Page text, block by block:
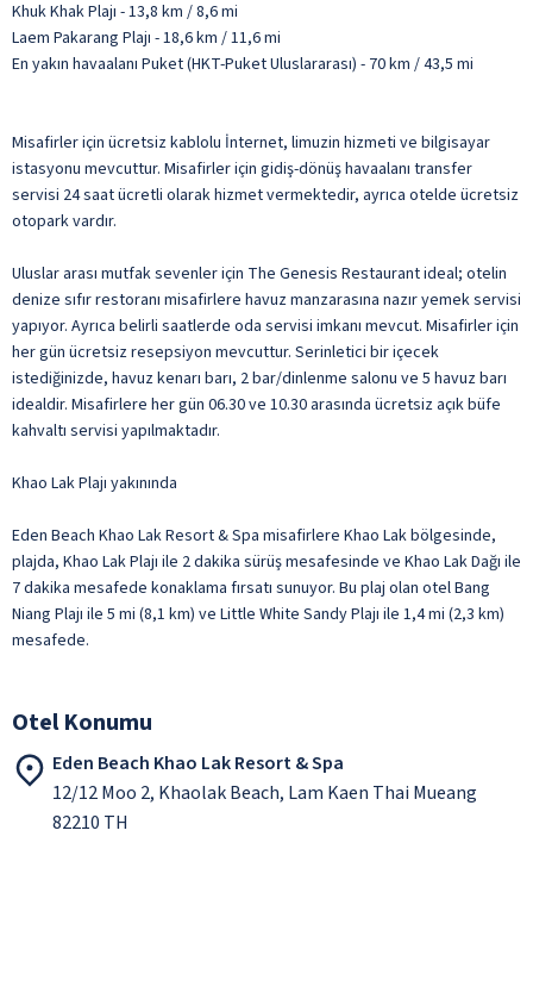
Khuk Khak Plajı - 13,8 km / 8,6 mi
Laem Pakarang Plajı - 18,6 km / 11,6 mi
En yakın havaalanı Puket (HKT-Puket Uluslararası) - 70 km / 43,5 mi
Misafirler için ücretsiz kablolu İnternet, limuzin hizmeti ve bilgisayar
istasyonu mevcuttur. Misafirler için gidiş-dönüş havaalanı transfer
servisi 24 saat ücretli olarak hizmet vermektedir, ayrıca otelde ücretsiz
otopark vardır.
Uluslar arası mutfak sevenler için The Genesis Restaurant ideal; otelin
denize sıfır restoranı misafirlere havuz manzarasına nazır yemek servisi
yapıyor. Ayrıca belirli saatlerde oda servisi imkanı mevcut. Misafirler için
her gün ücretsiz resepsiyon mevcuttur. Serinletici bir içecek
istediğinizde, havuz kenarı barı, 2 bar/dinlenme salonu ve 5 havuz barı
idealdir. Misafirlere her gün 06.30 ve 10.30 arasında ücretsiz açık büfe
kahvaltı servisi yapılmaktadır.
Khao Lak Plajı yakınında
Eden Beach Khao Lak Resort & Spa misafirlere Khao Lak bölgesinde,
plajda, Khao Lak Plajı ile 2 dakika sürüş mesafesinde ve Khao Lak Dağı ile
7 dakika mesafede konaklama fırsatı sunuyor. Bu plaj olan otel Bang
Niang Plajı ile 5 mi (8,1 km) ve Little White Sandy Plajı ile 1,4 mi (2,3 km)
mesafede.
Otel Konumu
Eden Beach Khao Lak Resort & Spa
12/12 Moo 2, Khaolak Beach, Lam Kaen Thai Mueang
82210 TH